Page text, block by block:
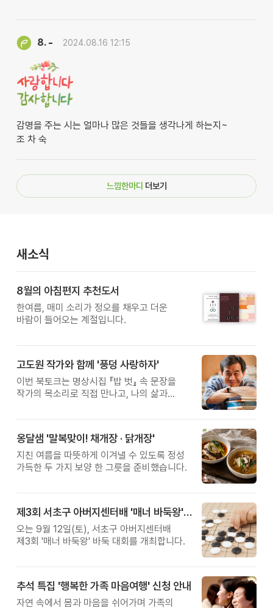
8. - 2024.08.16 12:15
감명을 주는 시는 얼마나 많은 것들을 생각나게 하는지~
조 차 숙
느낌한마디 더보기
새소식
8월의 아침편지 추천도서
한여름, 매미 소리가 정오를 채우고 더운
바람이 들어오는 계절입니다.
고도원 작가와 함께 '풍덩 사랑하자'
이번 북토크는 명상시집 『밥 벗』 속 문장을
작가의 목소리로 직접 만나고, 나의 삶과
옹달샘 '말복맞이! 채개장 · 닭개장'
지친 여름을 따뜻하게 이겨낼 수 있도록 정성
가득한 두 가지 보양 한 그릇을 준비했습니다.
제3회 서초구 아버지센터배 '매너 바둑왕' 대회
오는 9월 12일(토), 서초구 아버지센터배
제3회 '매너 바둑왕' 바둑 대회를 개최합니다.
추석 특집 '행복한 가족 마음여행' 신청 안내
자연 속에서 몸과 마음을 쉬어가며 가족의